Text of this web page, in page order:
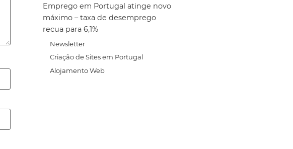
Emprego em Portugal atinge novo
máximo – taxa de desemprego
recua para 6,1%
Newsletter
Criação de Sites em Portugal
Alojamento Web